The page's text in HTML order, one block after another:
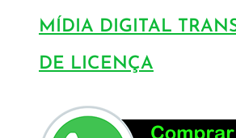
MÍDIA DIGITAL
DE LICENÇA